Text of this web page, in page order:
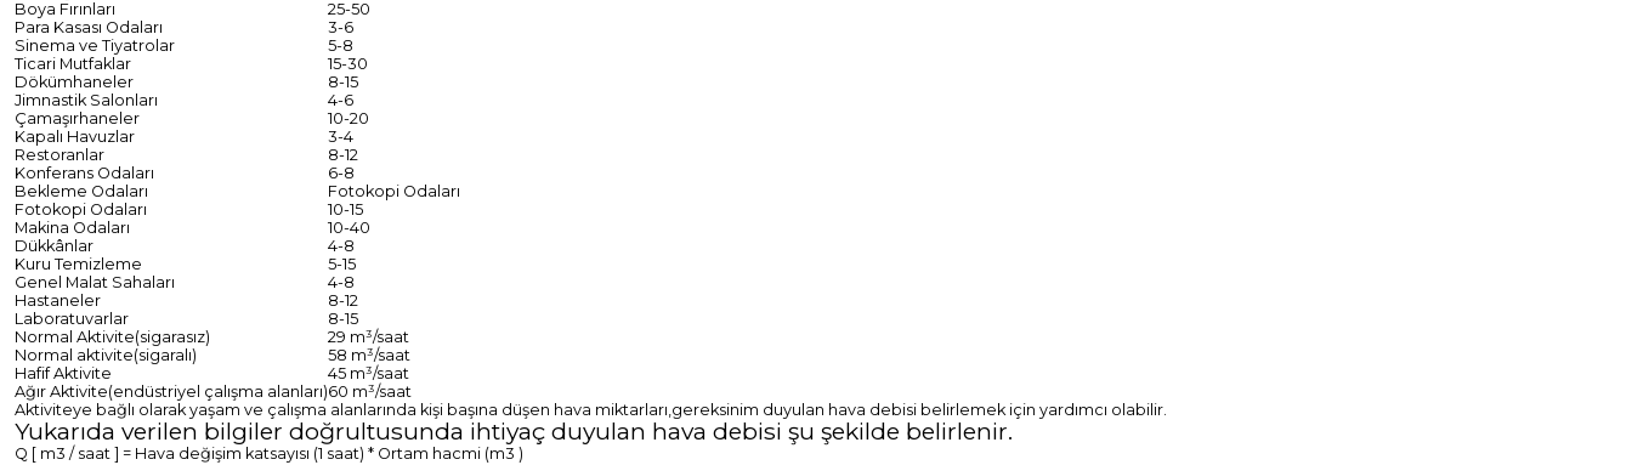
Boya Fırınları
25-50
Para Kasası Odaları
3-6
Sinema ve Tiyatrolar
5-8
Ticari Mutfaklar
15-30
Dökümhaneler
8-15
Jimnastik Salonları
4-6
Çamaşırhaneler
10-20
Kapalı Havuzlar
3-4
Restoranlar
8-12
Konferans Odaları
6-8
Bekleme Odaları
Fotokopi Odaları
Fotokopi Odaları
10-15
Makina Odaları
10-40
Dükkânlar
4-8
Kuru Temizleme
5-15
Genel Malat Sahaları
4-8
Hastaneler
8-12
Laboratuvarlar
8-15
Normal Aktivite(sigarasız)
29 m³/saat
Normal aktivite(sigaralı)
58 m³/saat
Hafif Aktivite
45 m³/saat
Ağır Aktivite(endüstriyel çalışma alanları)60 m³/saat
Aktiviteye bağlı olarak yaşam ve çalışma alanlarında kişi başına düşen hava miktarları,gereksinim duyulan hava debisi belirlemek için yardımcı olabilir.
Yukarıda verilen bilgiler doğrultusunda ihtiyaç duyulan hava debisi şu şekilde belirlenir.
Q [ m3 / saat ] = Hava değişim katsayısı (1 saat) * Ortam hacmi (m3 )